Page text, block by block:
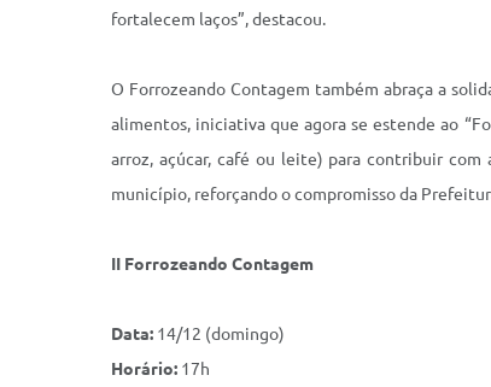
fortalecem laços”, destacou.
O Forrozeando Contagem também abraça a
alimentos, iniciativa que agora se estende ao
arroz, açúcar, café ou leite) para contribuir com
município, reforçando o compromisso da
II Forrozeando Contagem
Data: 14/12 (domingo)
Horário: 17h